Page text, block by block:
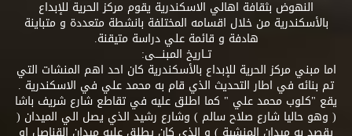
النهوض بثقافة اهالي الاسكندرية يقوم مركز الحرية للإبداع
بالأسكندرية من خلال اقسامه المختلفة بانشطة متعددة و متباينة
هادفة و قائمة علي دراسة متيقنة.
تــاريخ المبنــــى:
اما مبني مركز الحرية للإبداع بالأسكندرية كان احد اهم المنشات التي
تم بنائه في اطار التحديث الذي قام به محمد علي في الاسكندرية .
يقع "كلوب محمد علي " كما اطلق عليه في تقاطع شارع شريف باشا
( وهو حاليا شارع صلاح سالم ) وشارع رشيد الذي يصل الي الميدان (